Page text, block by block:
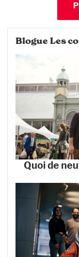
Blogue Les
Quoi de